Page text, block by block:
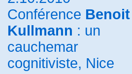
Conférence Benoit
Kullmann : un
cauchemar
cognitiviste, Nice